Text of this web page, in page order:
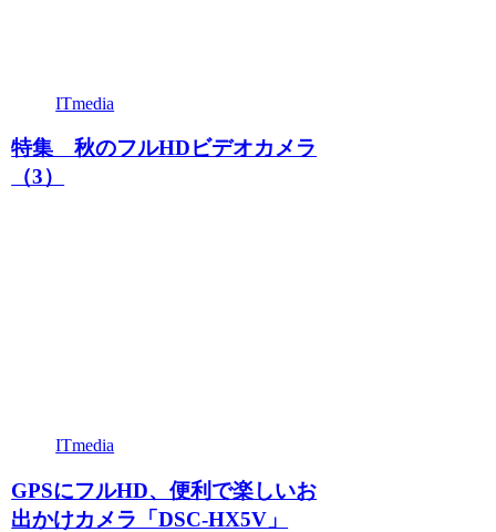
ITmedia
特集 秋のフルHDビデオカメラ
（3）
ITmedia
GPSにフルHD、便利で楽しいお
出かけカメラ「DSC-HX5V」